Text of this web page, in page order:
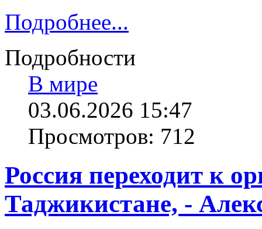
Подробнее...
Подробности
В мире
03.06.2026 15:47
Просмотров: 712
Россия переходит к
Таджикистане, -